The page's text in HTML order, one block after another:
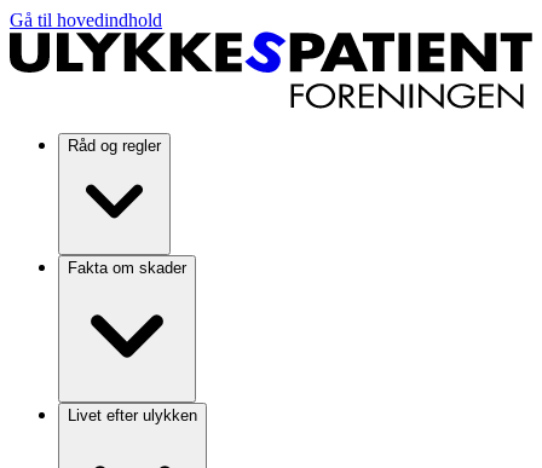
Gå til hovedindhold
Råd og regler
Fakta om skader
Livet efter ulykken